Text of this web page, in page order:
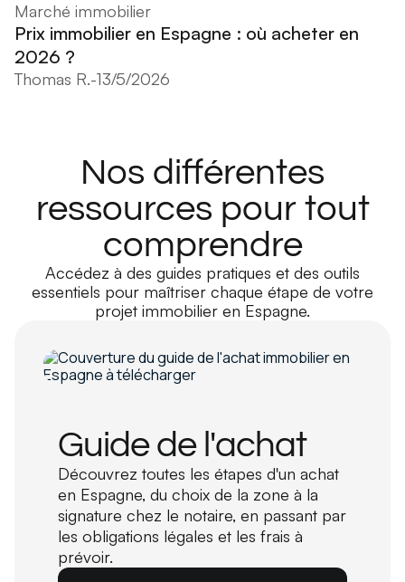
Marché immobilier
Prix immobilier en Espagne : où acheter en
2026 ?
Thomas R.-13/5/2026
Nos différentes
ressources pour tout
comprendre
Accédez à des guides pratiques et des outils
essentiels pour maîtriser chaque étape de votre
projet immobilier en Espagne.
Guide de l'achat
Découvrez toutes les étapes d'un achat
en Espagne, du choix de la zone à la
signature chez le notaire, en passant par
les obligations légales et les frais à
prévoir.